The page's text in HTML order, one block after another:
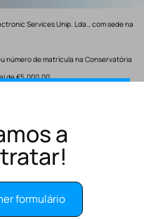
Services Unip. Lda., com sede na
número de matrícula na Conservatória
de €5.000,00.
de Arbitragem de Conflitos de
a
formulário